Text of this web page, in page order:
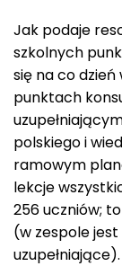
Jak podaje
szkolnych
się na co dzień
punktach
polskiego i
ramowym
lekcje
256 uczniów;
(w zespole
uzupełniające).